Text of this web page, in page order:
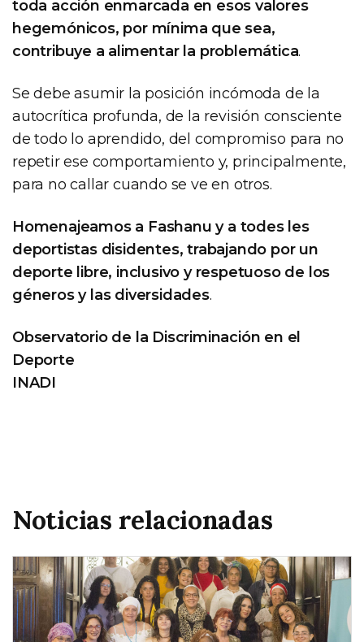
toda acción enmarcada en esos valores
hegemónicos, por mínima que sea,
contribuye a alimentar la problemática.
Se debe asumir la posición incómoda de la
autocrítica profunda, de la revisión consciente
de todo lo aprendido, del compromiso para no
repetir ese comportamiento y, principalmente,
para no callar cuando se ve en otros.
Homenajeamos a Fashanu y a todes les
deportistas disidentes, trabajando por un
deporte libre, inclusivo y respetuoso de los
géneros y las diversidades.
Observatorio de la Discriminación en el
Deporte
INADI
Noticias relacionadas